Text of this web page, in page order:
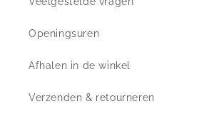
Openingsuren
Afhalen in de winkel
Verzenden & retourneren